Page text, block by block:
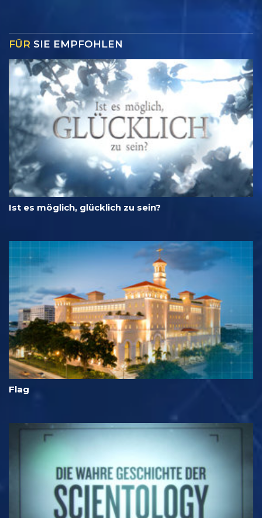
FÜR SIE EMPFOHLEN
Ist es möglich, glücklich zu sein?
Flag